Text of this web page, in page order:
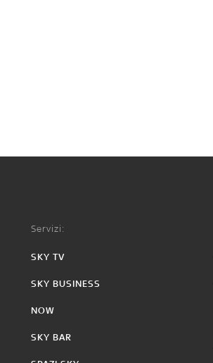
Servizi:
SKY TV
SKY BUSINESS
NOW
SKY BAR